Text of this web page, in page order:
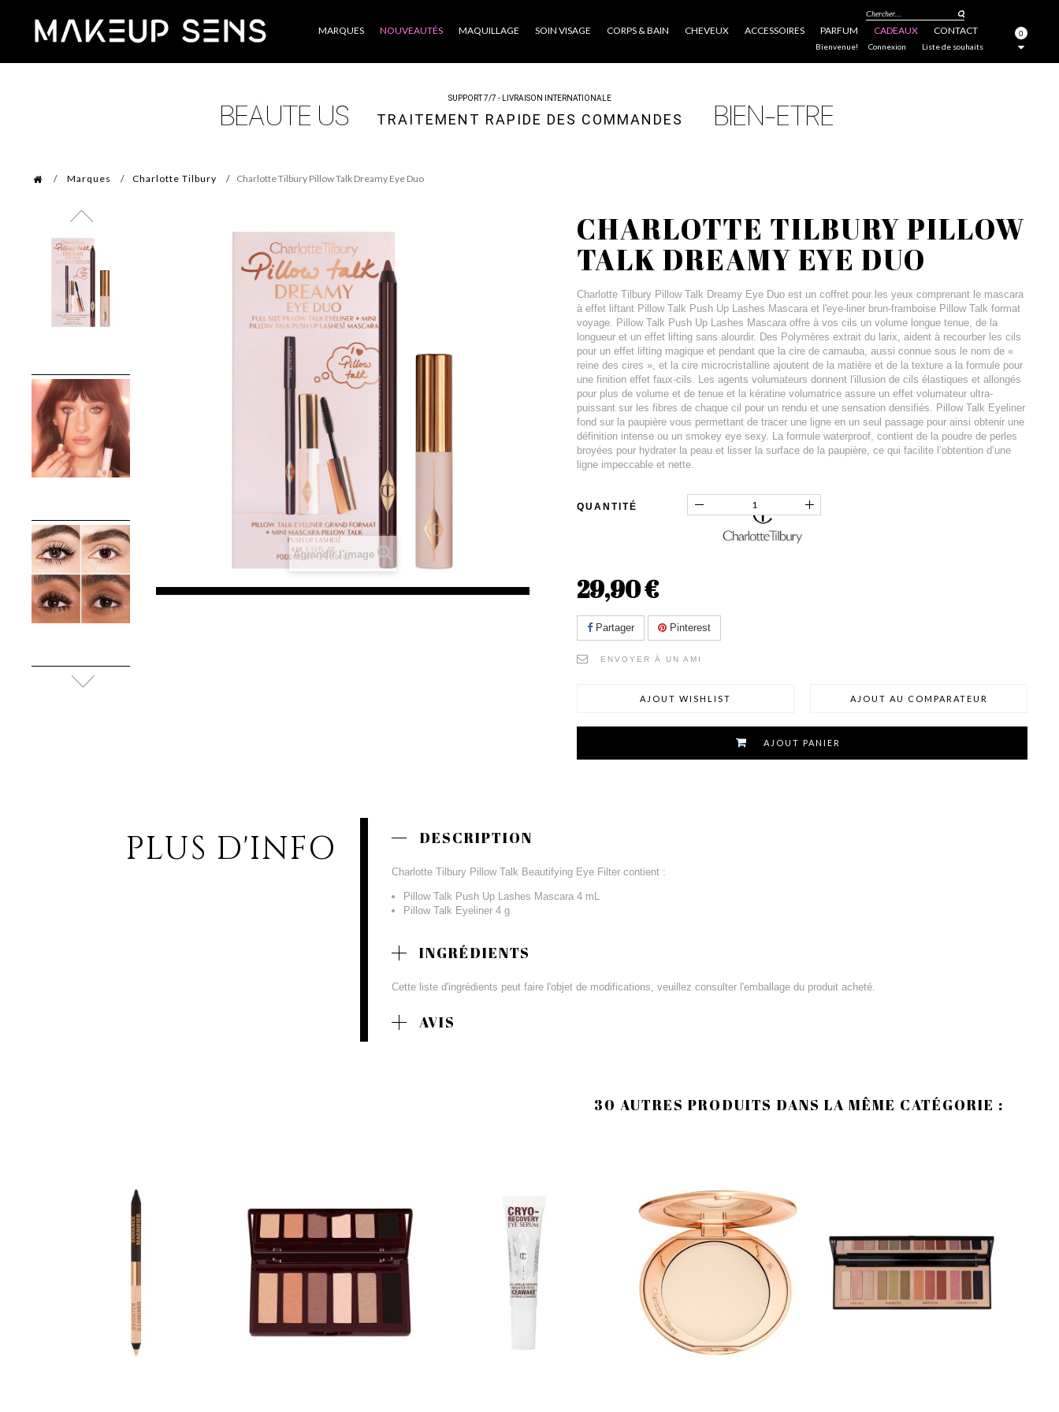
Catégories MARQUES NOUVEAUTÉS MAQUILLAGE SOIN VISAGE CORPS & BAIN CHEVEUX ACCESSOIRES PARFUM CADEAUX CONTACT
Chercher...
0
Liste de souhaits
Bienvenue! Connexion
SUPPORT 7/7 - LIVRAISON INTERNATIONALE
TRAITEMENT RAPIDE DES COMMANDES
Marques Charlotte Tilbury Charlotte Tilbury Pillow Talk Dreamy Eye Duo
Agrandir l'image
CHARLOTTE TILBURY PILLOW
TALK DREAMY EYE DUO
Charlotte Tilbury Pillow Talk Dreamy Eye Duo est un coffret pour les yeux comprenant le mascara
à effet liftant Pillow Talk Push Up Lashes Mascara et l'eye-liner brun-framboise Pillow Talk format
voyage. Pillow Talk Push Up Lashes Mascara offre à vos cils un volume longue tenue, de la
longueur et un effet lifting sans alourdir. Des Polymères extrait du larix, aident à recourber les cils
pour un effet lifting magique et pendant que la cire de carnauba, aussi connue sous le nom de «
reine des cires », et la cire microcristalline ajoutent de la matière et de la texture a la formule pour
une finition effet faux-cils. Les agents volumateurs donnent l'illusion de cils élastiques et allongés
pour plus de volume et de tenue et la kératine volumatrice assure un effet volumateur ultra-
puissant sur les fibres de chaque cil pour un rendu et une sensation densifiés. Pillow Talk Eyeliner
fond sur la paupière vous permettant de tracer une ligne en un seul passage pour ainsi obtenir une
définition intense ou un smokey eye sexy. La formule waterproof, contient de la poudre de perles
broyées pour hydrater la peau et lisser la surface de la paupière, ce qui facilite l’obtention d’une
ligne impeccable et nette.
QUANTITÉ
29,90 €
Partager Pinterest
ENVOYER À UN AMI
AJOUT WISHLIST AJOUT AU COMPARATEUR
AJOUT PANIER
PLUS D'INFO DESCRIPTION
Charlotte Tilbury Pillow Talk Beautifying Eye Filter contient :
Pillow Talk Push Up Lashes Mascara 4 mL
Pillow Talk Eyeliner 4 g
INGRÉDIENTS
Cette liste d'ingrédients peut faire l'objet de modifications, veuillez consulter l'emballage du produit acheté.
AVIS
30 AUTRES PRODUITS DANS LA MÊME CATÉGORIE :